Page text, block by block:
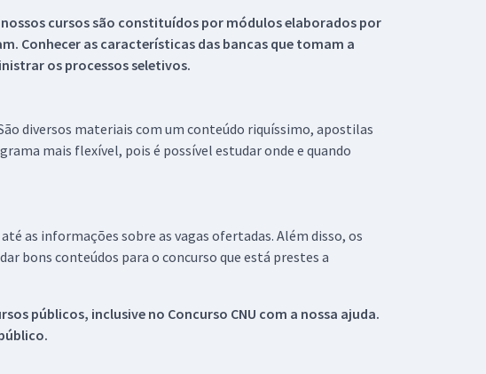
cursos são constituídos por módulos elaborados por
Conhecer as características das bancas que tomam a
os processos seletivos.
diversos materiais com um conteúdo riquíssimo, apostilas
mais flexível, pois é possível estudar onde e quando
as informações sobre as vagas ofertadas. Além disso, os
bons conteúdos para o concurso que está prestes a
públicos, inclusive no Concurso CNU com a nossa ajuda.